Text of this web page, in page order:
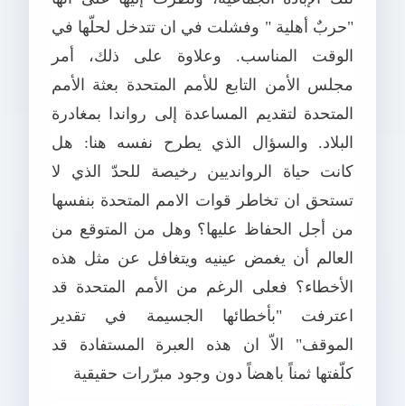
"حربٌ أهلية " وفشلت في ان تتدخل لحلّها في
الوقت المناسب. وعلاوة على ذلك، أمر
مجلس الأمن التابع للأمم المتحدة بعثة الأمم
المتحدة لتقديم المساعدة إلى رواندا بمغادرة
البلاد. والسؤال الذي يطرح نفسه هنا: هل
كانت حياة الروانديين رخيصة للحدّ الذي لا
تستحق ان تخاطر قوات الامم المتحدة بنفسها
من أجل الحفاظ عليها؟ وهل من المتوقع من
العالم أن يغمض عينيه ويتغافل عن مثل هذه
الأخطاء؟ فعلى الرغم من الأمم المتحدة قد
اعترفت "بأخطائها الجسيمة في تقدير
الموقف" الاّ ان هذه العبرة المستفادة قد
كلّفتها ثمناً باهضاً دون وجود مبرّرات حقيقية